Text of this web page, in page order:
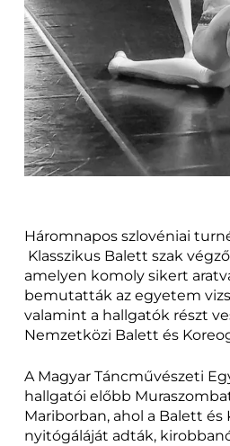
Háromnapos szlovéniai
Klasszikus Balett szak
amelyen komoly sikert
bemutatták az egyetem
valamint a hallgatók részt
Nemzetközi Balett és
A Magyar Táncművészeti
hallgatói előbb
Mariborban, ahol a Balett és
nyitógáláját adták,